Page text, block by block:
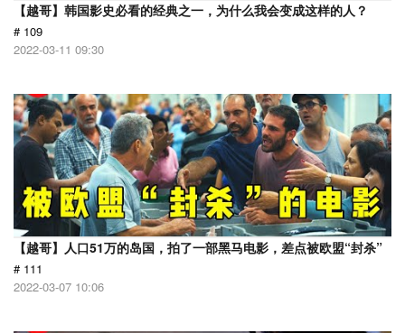
【越哥】韩国影史必看的经典之一，为什么我会变成这样的人？
# 109
2022-03-11 09:30
【越哥】人口51万的岛国，拍了一部黑马电影，差点被欧盟“封杀”
# 111
2022-03-07 10:06